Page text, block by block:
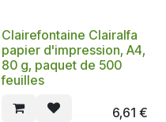
Clairefontaine Clairalfa
papier d'impression, A4,
80 g, paquet de 500
feuilles
6,61 €